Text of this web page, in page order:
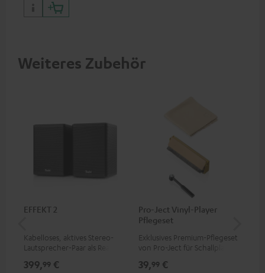
Weiteres Zubehör
EFFEKT 2
Kabelloses, aktives Stereo-
Lautsprecher-Paar als Rear-
geeignete Teufel Systeme
399,99 €
Pro-Ject Vinyl-Player
Pflegeset
Exklusives Premium-Pflegeset
von Pro-Ject für Schallplatten
Webshop erhältlich
39,99 €